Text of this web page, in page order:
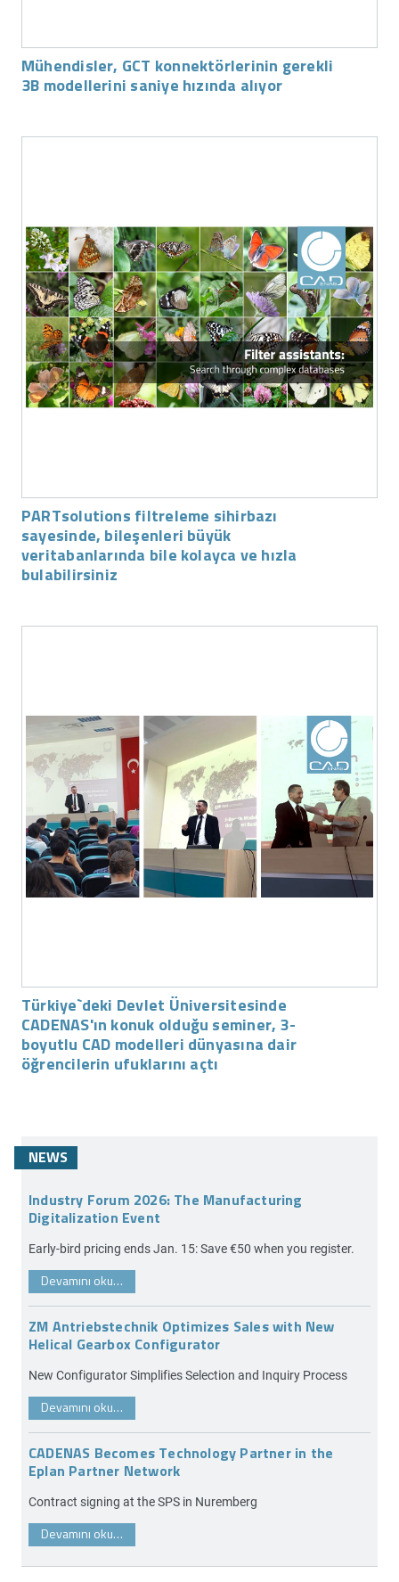
Mühendisler, GCT konnektörlerinin gerekli
3B modellerini saniye hızında alıyor
PARTsolutions filtreleme sihirbazı
sayesinde, bileşenleri büyük
veritabanlarında bile kolayca ve hızla
bulabilirsiniz
Türkiye`deki Devlet Üniversitesinde
CADENAS'ın konuk olduğu seminer, 3-
boyutlu CAD modelleri dünyasına dair
öğrencilerin ufuklarını açtı
NEWS
Industry Forum 2026: The Manufacturing
Digitalization Event
Early-bird pricing ends Jan. 15: Save €50 when you register.
Devamını oku…
ZM Antriebstechnik Optimizes Sales with New
Helical Gearbox Configurator
New Configurator Simplifies Selection and Inquiry Process
Devamını oku…
CADENAS Becomes Technology Partner in the
Eplan Partner Network
Contract signing at the SPS in Nuremberg
Devamını oku…